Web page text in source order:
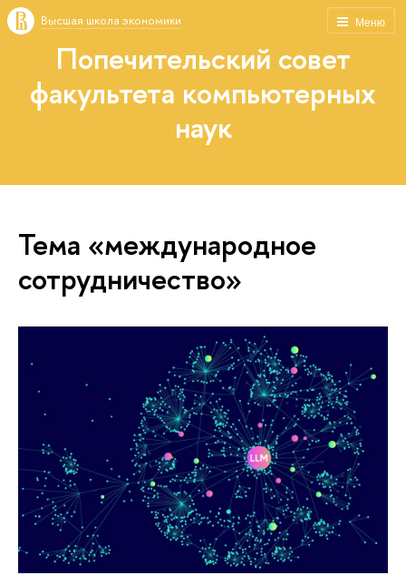
Меню
Высшая школа экономики
Попечительский совет
факультета компьютерных
наук
Тема «международное
сотрудничество»